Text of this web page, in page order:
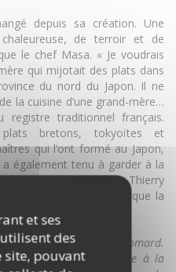
et ses
des
site, pouvant
depuis sa création. Une
de terroir et de
le chef Masa. « Je voudrais
qui mijotait des plats dans
du nord du Japon. Il ne
la cuisine d’une grand-mère…
traditionnel français.
plats bretons, tokyoïtes et
qui l’ont formé au Japon,
également tenu à garder à la
son prédécesseur Thierry
son pain). Autant dire que la
gelée de homard.
riz pilaf. Lièvre à la